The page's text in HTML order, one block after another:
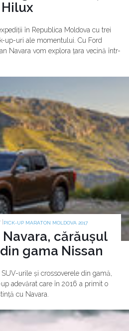
Hilux
în Republica Moldova cu trei
up-uri ale momentului. Cu Ford
Navara vom explora țara vecină într-
PICK-UP MARATON MOLDOVA 2017
cărăușul
gama Nissan
urile și crossoverele din gamă,
adevărat care în 2016 a primit o
cu Navara.